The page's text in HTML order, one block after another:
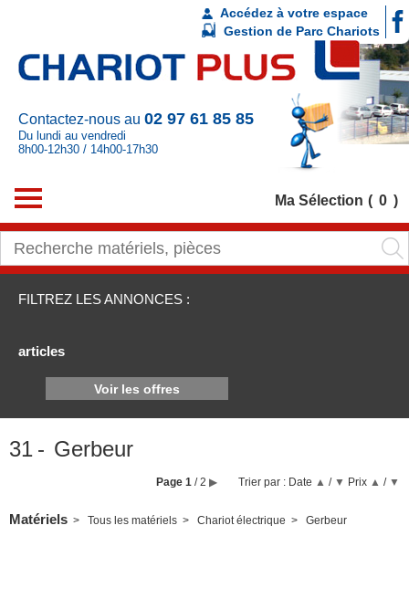
Contactez-nous au 02 97 61 85 85
Du lundi au vendredi
8h00-12h30 / 14h00-17h30
Accédez à votre espace
Gestion de Parc Chariots
Ma Sélection 0
FILTREZ LES ANNONCES :
articles
Voir les offres
Matériels Tous les matériels Chariot électrique Gerbeur
31 Gerbeur
Trier par : Date ▲ / ▼ Prix ▲ / ▼
Page 1 / 2 ▶